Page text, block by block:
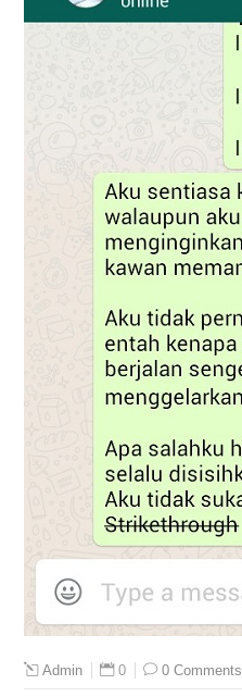
Admin 0 0 Comments